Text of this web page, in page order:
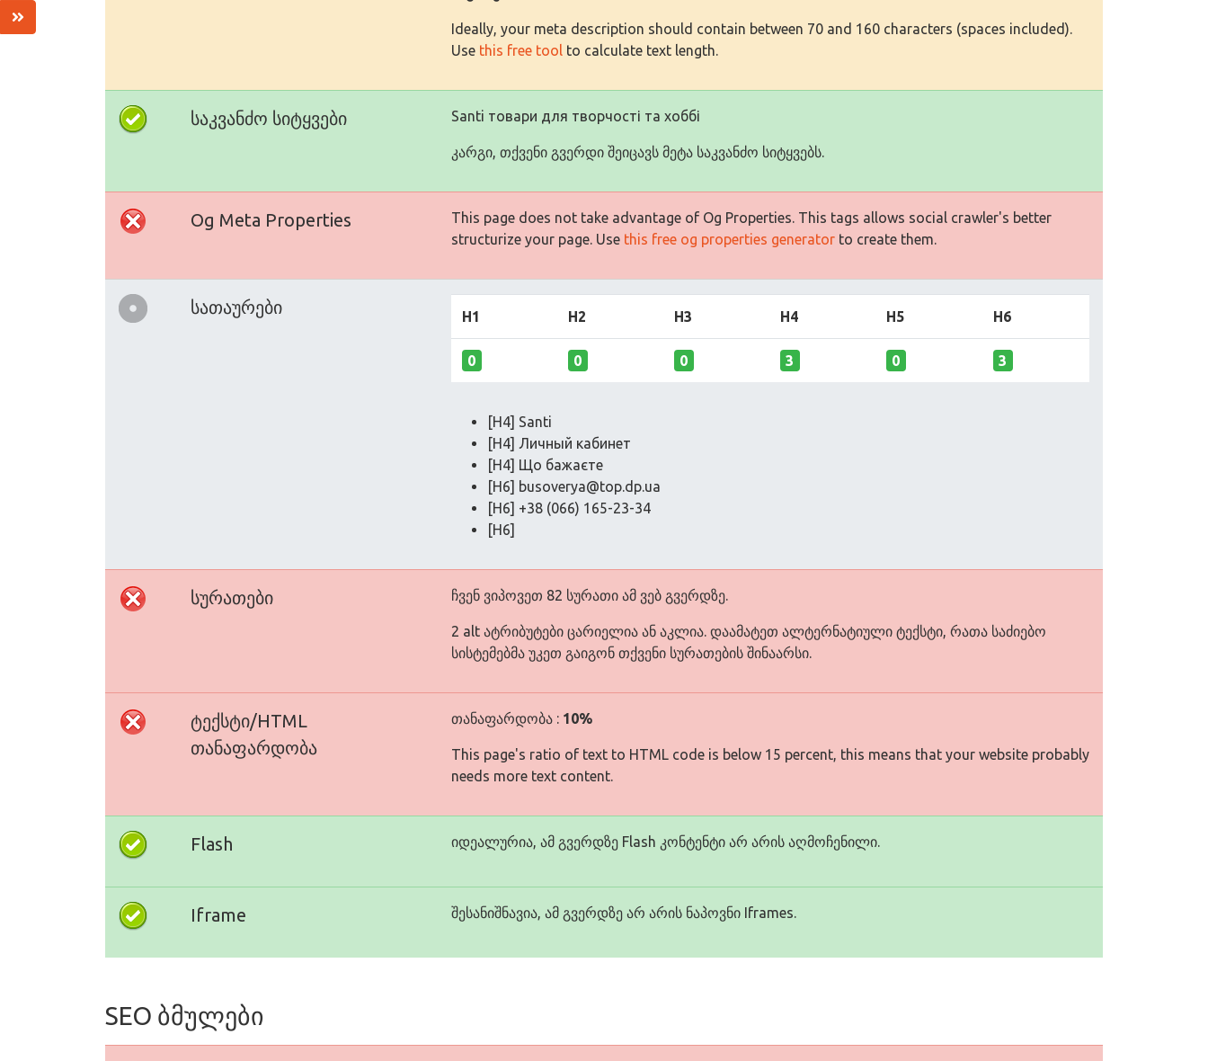
Ideally, your meta description should contain between 70 and 160 characters (spaces included).
Use this free tool to calculate text length.
საკვანძო სიტყვები Santi товари для творчості та хоббі
კარგი, თქვენი გვერდი შეიცავს მეტა საკვანძო სიტყვებს.
Og Meta Properties
This page does not take advantage of Og Properties. This tags allows social crawler's better
structurize your page. Use this free og properties generator to create them.
სათაურები H1 H2 H3 H4 H5 H6
0 0 0 3 0 3
[H4] Santi
[H4] Личный кабинет
[H4] Що бажаєте
[H6] busoverya@top.dp.ua
[H6] +38 (066) 165-23-34
[H6]
სურათები ჩვენ ვიპოვეთ 82 სურათი ამ ვებ გვერდზე.
2 alt ატრიბუტები ცარიელია ან აკლია. დაამატეთ ალტერნატიული ტექსტი, რათა საძიებო
სისტემებმა უკეთ გაიგონ თქვენი სურათების შინაარსი.
ტექსტი/HTML
თანაფარდობა
თანაფარდობა : 10%
This page's ratio of text to HTML code is below 15 percent, this means that your website probably
needs more text content.
Flash იდეალურია, ამ გვერდზე Flash კონტენტი არ არის აღმოჩენილი.
Iframe შესანიშნავია, ამ გვერდზე არ არის ნაპოვნი Iframes.
SEO ბმულები